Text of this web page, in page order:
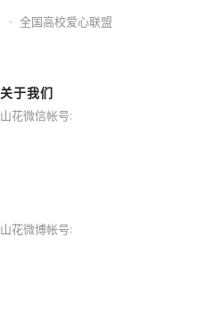
全国高校爱心联盟
关于我们
山花微信帐号:
山花微博帐号: